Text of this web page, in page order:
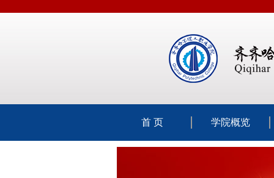
首 页 学院概览